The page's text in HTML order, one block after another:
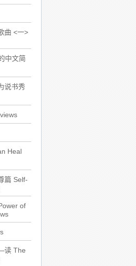
曲 <一>
中文简
说书秀
Heal
篇 Self-
of
读 The